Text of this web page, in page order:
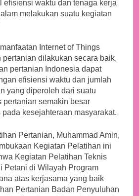
efisiensi waktu dan tenaga kerja
melakukan suatu kegiatan
Internet of Things
dilakukan secara baik,
pertanian Indonesia dapat
efisiensi waktu dan jumlah
yang diperoleh dari suatu
pertanian semakin besar
kesejahteraan masyarakat.
Pertanian, Muhammad Amin,
Kegiatan Pelatihan ini
Kegiatan Pelatihan Teknis
Petani di Wilayah Program
atas kerjasama yang baik
Pertanian Badan Penyuluhan